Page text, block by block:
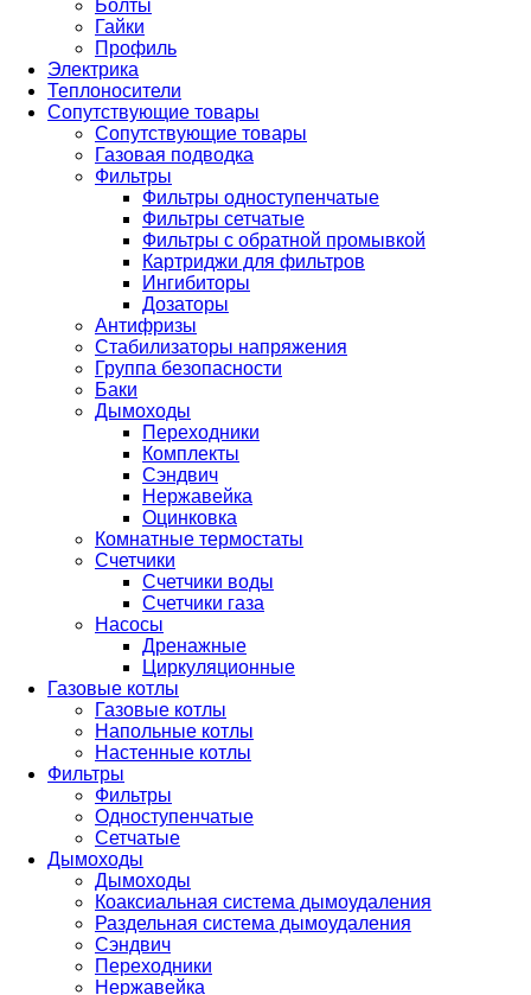
Болты
Гайки
Профиль
Электрика
Теплоносители
Сопутствующие товары
Сопутствующие товары
Газовая подводка
Фильтры
Фильтры одноступенчатые
Фильтры сетчатые
Фильтры с обратной промывкой
Картриджи для фильтров
Ингибиторы
Дозаторы
Антифризы
Стабилизаторы напряжения
Группа безопасности
Баки
Дымоходы
Переходники
Комплекты
Сэндвич
Нержавейка
Оцинковка
Комнатные термостаты
Счетчики
Счетчики воды
Счетчики газа
Насосы
Дренажные
Циркуляционные
Газовые котлы
Газовые котлы
Напольные котлы
Настенные котлы
Фильтры
Фильтры
Одноступенчатые
Сетчатые
Дымоходы
Дымоходы
Коаксиальная система дымоудаления
Раздельная система дымоудаления
Сэндвич
Переходники
Нержавейка